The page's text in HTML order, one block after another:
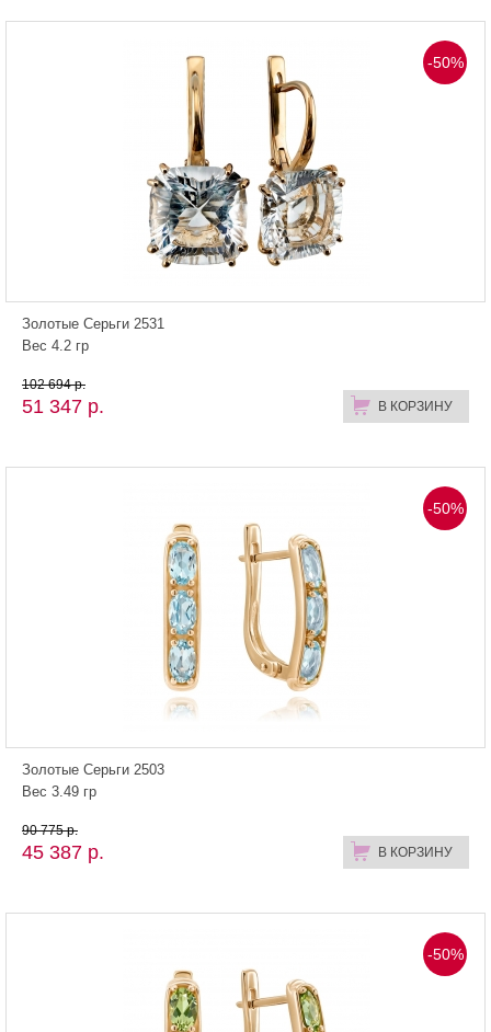
-50%
Золотые Серьги 2531
Вес 4.2 гр
51 347 р. В КОРЗИНУ
102 694 р.
-50%
Золотые Серьги 2503
Вес 3.49 гр
45 387 р. В КОРЗИНУ
90 775 р.
-50%